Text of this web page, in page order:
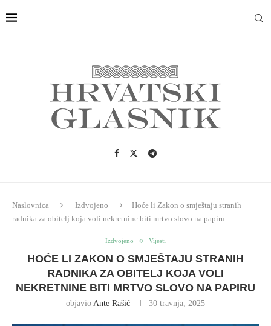
Naslovnica Izdvojeno
Hoće li Zakon o smještaju stranih
radnika za obitelj koja voli nekretnine biti mrtvo slovo na papiru
Izdvojeno Vijesti
HOĆE LI ZAKON O SMJEŠTAJU STRANIH
RADNIKA ZA OBITELJ KOJA VOLI
NEKRETNINE BITI MRTVO SLOVO NA PAPIRU
objavio Ante Rašić 30 travnja, 2025